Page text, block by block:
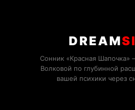
DREAM
Сонник «Красная Шапочка»
Волковой по глубинной
вашей психики через